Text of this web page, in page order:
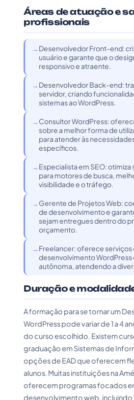
Áreas de atuação e
profissionais
Desenvolvedor Front-end:
usuário e garante que o
responsivo e atraente.
Desenvolvedor Back-end:
servidor, criando
sistemas ao WordPress.
Consultor WordPress:
sobre a melhor forma de
para atender às
específicos.
Especialista em SEO: otimiza
para motores de busca,
visibilidade e o tráfego.
Gerente de Projetos Web:
de desenvolvimento e
sejam entregues dentro do
orçamento.
Freelancer: oferece serviços
desenvolvimento WordPress
autônoma, atendendo a
Duração e
A formação para se tornar um
WordPress pode variar de 1 a 4
do curso escolhido. Existem
graduação em Sistemas de
opções de EAD que oferecem
alunos. Muitas instituições na
oferecem programas focados
desenvolvimento web, incluindo